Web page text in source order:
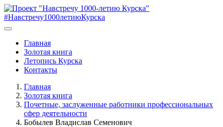
#Навстречу1000летиюКурска
Главная
Золотая книга
Летопись Курска
Контакты
Главная
Золотая книга
Почетные, заслуженные работники профессиональных
сфер деятельности
Бобылев Владислав Семенович